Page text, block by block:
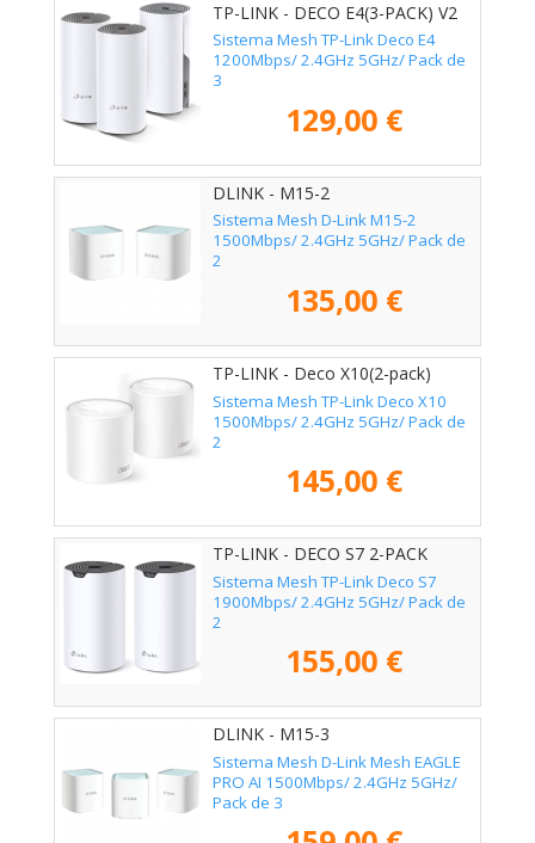
TP-LINK - DECO E4(3-PACK) V2
Sistema Mesh TP-Link Deco E4
1200Mbps/ 2.4GHz 5GHz/ Pack de
3
129,00 €
DLINK - M15-2
Sistema Mesh D-Link M15-2
1500Mbps/ 2.4GHz 5GHz/ Pack de
2
135,00 €
TP-LINK - Deco X10(2-pack)
Sistema Mesh TP-Link Deco X10
1500Mbps/ 2.4GHz 5GHz/ Pack de
2
145,00 €
TP-LINK - DECO S7 2-PACK
Sistema Mesh TP-Link Deco S7
1900Mbps/ 2.4GHz 5GHz/ Pack de
2
155,00 €
DLINK - M15-3
Sistema Mesh D-Link Mesh EAGLE
PRO AI 1500Mbps/ 2.4GHz 5GHz/
Pack de 3